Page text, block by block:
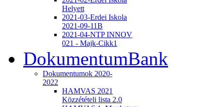
Helyett
2021-03-Erdei Iskola
2021-09-11B
2021-04-NTP INNOV
021 - Majk-Cikk1
DokumentumBank
Dokumentumok 2020-
2022
HAMVAS 2021
Közzétételi lista 2.0